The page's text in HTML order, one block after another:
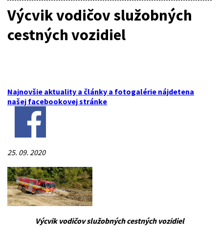
Výcvik vodičov služobných
cestných vozidiel
Najnovšie aktuality a články a fotogalérie nájdetena
našej facebookovej stránke
25. 09. 2020
Výcvik vodičov služobných cestných vozidiel